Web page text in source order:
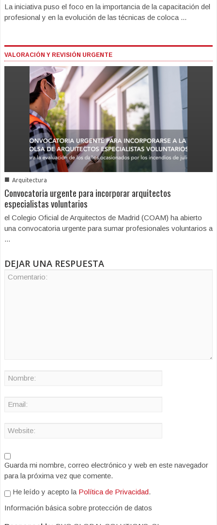
La iniciativa puso el foco en la importancia de la capacitación del
profesional y en la evolución de las técnicas de coloca ...
VALORACIÓN Y REVISIÓN URGENTE
■ Arquitectura
Convocatoria urgente para incorporar arquitectos
especialistas voluntarios
el Colegio Oficial de Arquitectos de Madrid (COAM) ha abierto
una convocatoria urgente para sumar profesionales voluntarios a
...
DEJAR UNA RESPUESTA
Guarda mi nombre, correo electrónico y web en este navegador
para la próxima vez que comente.
He leído y acepto la Política de Privacidad.
Información básica sobre protección de datos